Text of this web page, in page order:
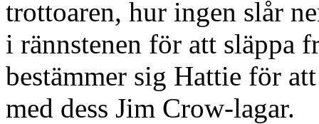
trottoaren, hur ingen slår
i rännstenen för att släppa
bestämmer sig Hattie för
med dess Jim Crow-lagar.